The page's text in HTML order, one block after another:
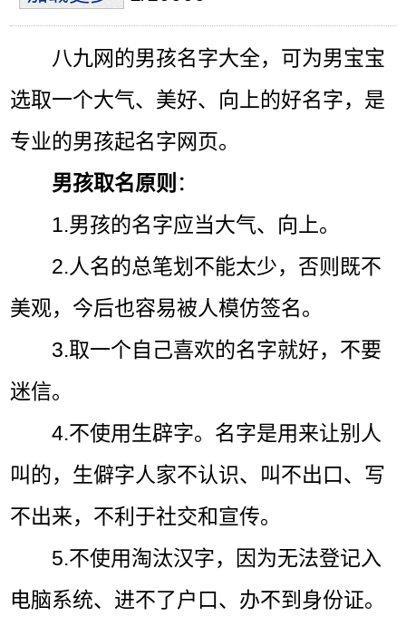
八九网的男孩名字大全，可为男宝宝
选取一个大气、美好、向上的好名字，是
专业的男孩起名字网页。
男孩取名原则 ：
1.男孩的名字应当大气、向上。
2.人名的总笔划不能太少，否则既不
美观，今后也容易被人模仿签名。
3.取一个自己喜欢的名字就好，不要
迷信。
4.不使用生辟字。名字是用来让别人
叫的，生僻字人家不认识、叫不出口、写
不出来，不利于社交和宣传。
5.不使用淘汰汉字，因为无法登记入
电脑系统、进不了户口、办不到身份证。